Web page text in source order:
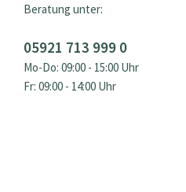
Beratung unter:
05921 713 999 0
Mo-Do: 09:00 - 15:00 Uhr
Fr: 09:00 - 14:00 Uhr